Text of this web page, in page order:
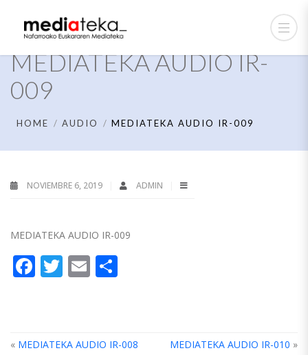
MEDIATEKA AUDIO IR-
009
HOME AUDIO MEDIATEKA AUDIO IR-009
NOVIEMBRE 6, 2019 ADMIN
MEDIATEKA AUDIO IR-009
Facebook
Twitter
Email
« MEDIATEKA AUDIO IR-008 MEDIATEKA AUDIO IR-010 »